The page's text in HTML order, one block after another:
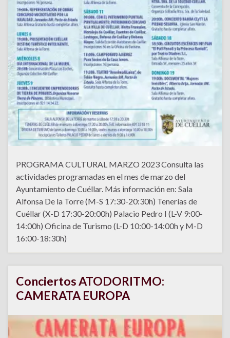
PROGRAMA CULTURAL MARZO 2023 Consulta las
actividades programadas en el mes de marzo del
Ayuntamiento de Cuéllar. Más información en: Sala
Alfonsa De la Torre (M-S 17:30-20:30h) Tenerías de
Cuéllar (X-D 17:30-20:00h) Palacio Pedro I (L-V 9:00-
14:00h) Oficina de Turismo (L-D 10:00-14:00h y M-D
16:00-18:30h)
Conciertos ATODORITMO:
CAMERATA EUROPA